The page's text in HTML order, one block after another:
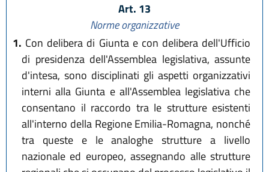
Art. 13
Norme organizzative
1. Con delibera di Giunta e con delibera dell'Ufficio
di presidenza dell'Assemblea legislativa, assunte
d'intesa, sono disciplinati gli aspetti organizzativi
interni alla Giunta e all'Assemblea legislativa che
consentano il raccordo tra le strutture esistenti
all'interno della Regione Emilia-Romagna, nonché
tra queste e le analoghe strutture a livello
nazionale ed europeo, assegnando alle strutture